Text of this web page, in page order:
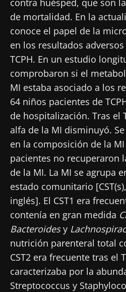
de mortalidad. En la
conoce el papel de la
en los resultados
TCPH. En un estudio
comprobaron si el
MI estaba asociado a los
64 niños pacientes de
de hospitalización. Tras el
alfa de la MI disminuyó.
en la composición de la
pacientes no recuperaron
de la MI. La MI se agrupa
estado comunitario
inglés]. El CST1 era
contenía en gran medida
Bacteroidesy
nutrición parenteral total
CST2 era frecuente tras el
caracterizaba por la
Streptococcus y